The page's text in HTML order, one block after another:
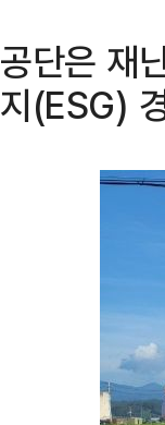
공단은 재
지(ESG)